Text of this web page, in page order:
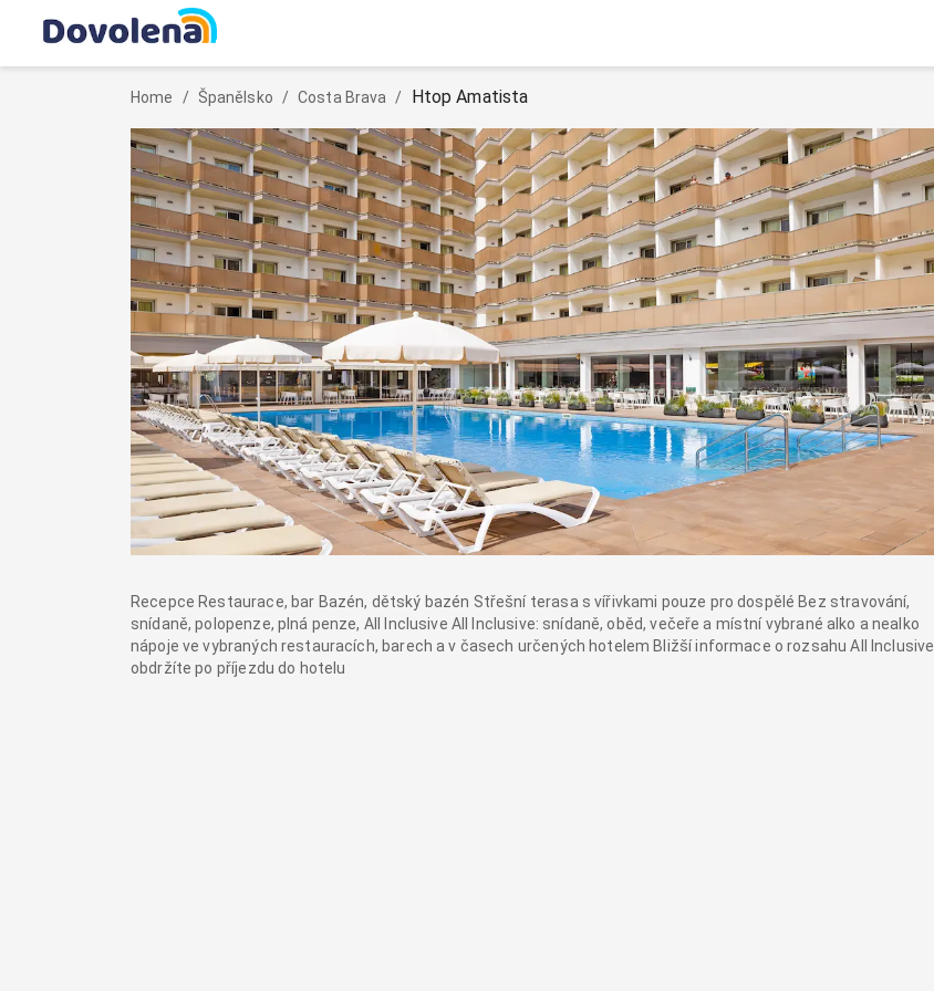
Home / Španělsko / Costa Brava / Htop Amatista
Recepce Restaurace, bar Bazén, dětský bazén Střešní terasa s vířivkami pouze pro dospělé Bez stravování,
snídaně, polopenze, plná penze, All Inclusive All Inclusive: snídaně, oběd, večeře a místní vybrané alko a nealko
nápoje ve vybraných restauracích, barech a v časech určených hotelem Bližší informace o rozsahu All Inclusive
obdržíte po příjezdu do hotelu